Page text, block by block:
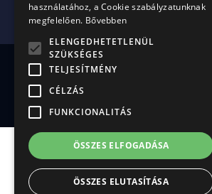
© Copyrights 2020 CELIZ
Adatkezelési tájékoztató
használatához, a Cookie szabályzatunknak
megfelelően. Bővebben
ELENGEDHETETLENÜL
SZÜKSÉGES
TELJESÍTMÉNY
CÉLZÁS
FUNKCIONALITÁS
ÖSSZES ELFOGADÁSA
ÖSSZES ELUTASÍTÁSA